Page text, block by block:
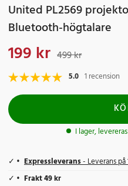
United PL2569
Bluetooth-högtalare
Nuvarande pris
199 kr 499 kr
5.0 1 recension
I lager,
Expressleverans- Leverans på
Frakt 49 kr